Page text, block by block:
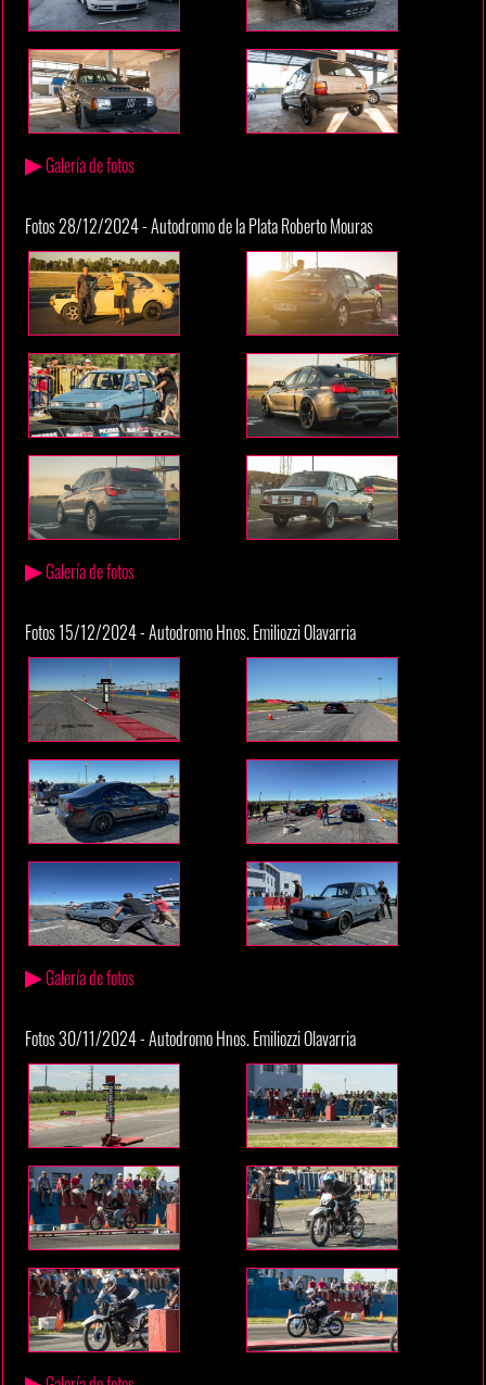
▶Galería de fotos
Fotos 28/12/2024 - Autodromo de la Plata Roberto Mouras
▶Galería de fotos
Fotos 15/12/2024 - Autodromo Hnos. Emiliozzi Olavarria
▶Galería de fotos
Fotos 30/11/2024 - Autodromo Hnos. Emiliozzi Olavarria